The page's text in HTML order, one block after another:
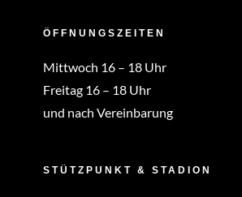
ÖFFNUNGSZEITEN
Mittwoch 16 – 18 Uhr
Freitag 16 – 18 Uhr
und nach Vereinbarung
STÜTZPUNKT & STADION